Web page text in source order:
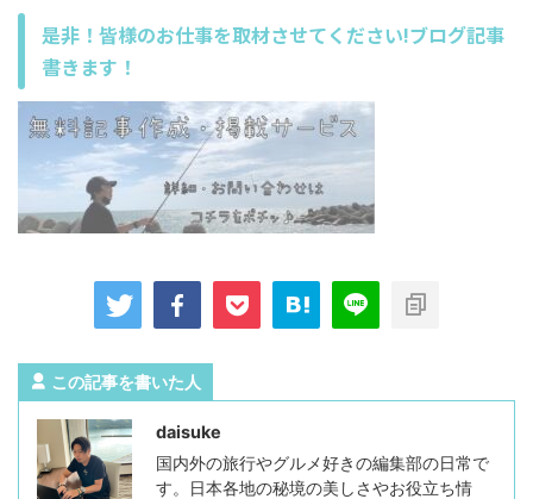
是非！皆様のお仕事を取材させてください!ブログ記事
書きます！
この記事を書いた人
daisuke
国内外の旅行やグルメ好きの編集部の日常で
す。日本各地の秘境の美しさやお役立ち情